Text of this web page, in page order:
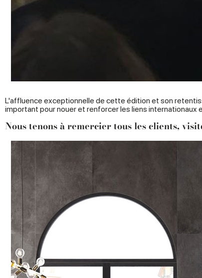
L'affluence exceptionnelle de cette édition et son
important pour nouer et renforcer les liens internationaux
Nous tenons à remercier tous les clients,